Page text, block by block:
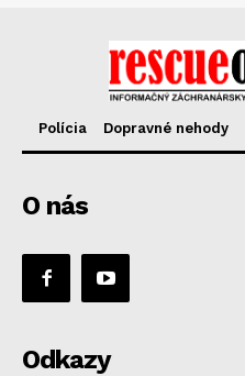
Polícia Dopravné nehody
O nás
Odkazy